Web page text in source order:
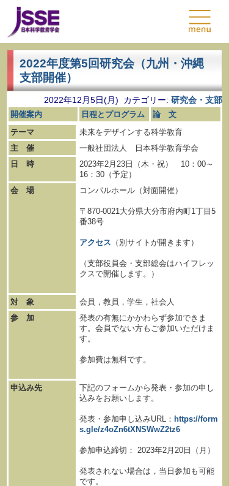
2022年度第5回研究会（九州・沖縄
支部開催）
2022年12月5日(月) カテゴリー: 研究会・支部
開催案内 日程とプログラム
論 文
テーマ
未来をデザインする科学教育
主 催
一般社団法人 日本科学教育学会
日 時
2023年2月23日（木・祝） 10：00～
16：30（予定）
会 場
コンパルホール（対面開催）
〒870-0021大分県大分市府内町1丁目5
番38号
アクセス （別サイトが開きます）
（支部役員会・支部総会はハイフレッ
クスで開催します。）
対 象
会員，教員，学生，社会人
参 加
発表の有無にかかわらず参加できま
す。会員でない方もご参加いただけま
す。
参加費は無料です。
申込み先
下記のフォームから発表・参加の申し
込みをお願いします。
発表・参加申し込みURL： https://form
s.gle/z4oZn6tXNSWwZ2tz6
参加申込締切： 2023年2月20日（月）
発表されない場合は，当日参加も可能
です。